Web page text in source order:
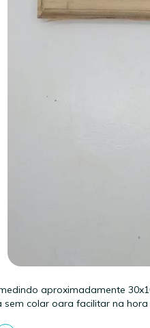
aproximadamente
sem colar oara facilitar na